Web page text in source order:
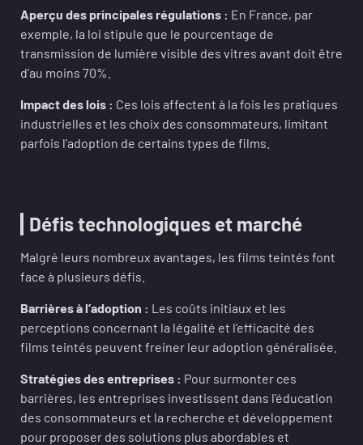
Aperçu des principales régulations : En France, par
exemple, la loi stipule que le pourcentage de
transmission de lumière visible des vitres avant doit être
d’au moins 70%.
Impact des lois : Ces lois affectent à la fois les pratiques
industrielles et les choix des consommateurs, limitant
parfois l’adoption de certains types de films.
Défis technologiques et marché
Malgré leurs nombreux avantages, les films teintés font
face à plusieurs défis.
Barrières à l’adoption : Les coûts initiaux et les
perceptions concernant la légalité et l’efficacité des
films teintés peuvent freiner leur adoption généralisée.
Stratégies des entreprises : Pour surmonter ces
barrières, les entreprises investissent dans l’éducation
des consommateurs et la recherche et développement
pour proposer des solutions plus abordables et